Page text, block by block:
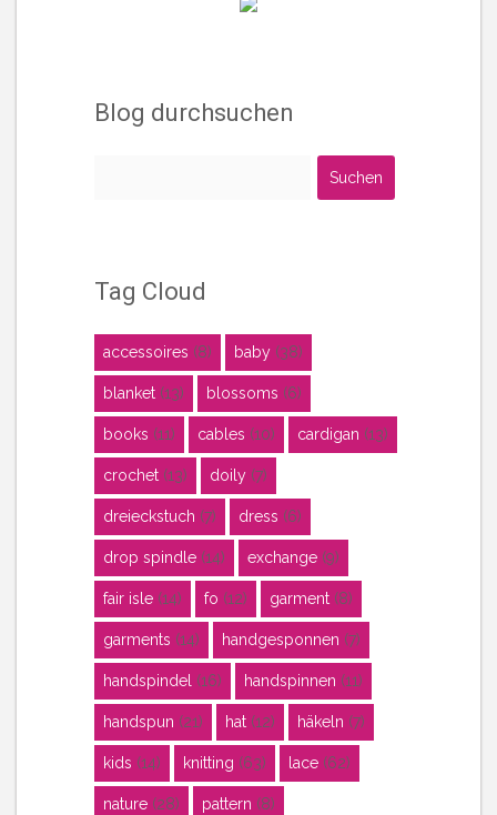
Blog durchsuchen
Tag Cloud
accessoires (8) baby (38)
blanket (13) blossoms (6)
books (11) cables (10) cardigan (13)
crochet (13) doily (7)
dreieckstuch (7) dress (6)
drop spindle (14) exchange (9)
fair isle (14) fo (12) garment (8)
garments (14) handgesponnen (7)
handspindel (16) handspinnen (11)
handspun (21) hat (12) häkeln (7)
kids (14) knitting (63) lace (62)
nature (28) pattern (8)